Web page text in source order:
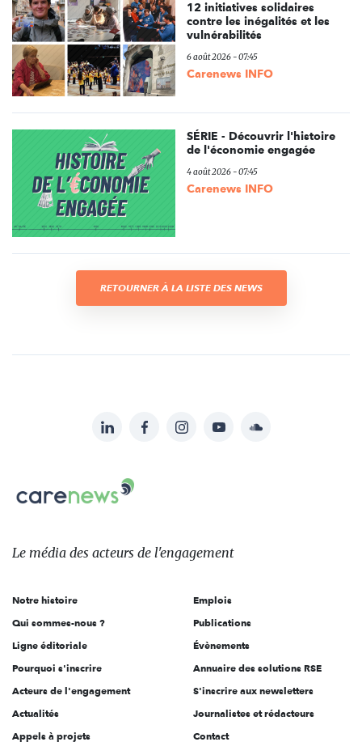
12 initiatives solidaires
contre les inégalités et les
vulnérabilités
6 août 2026 - 07:45
Carenews INFO
SÉRIE - Découvrir l'histoire
de l'économie engagée
4 août 2026 - 07:45
Carenews INFO
RETOURNER À LA LISTE DES NEWS
sur:
LinkedInFacebookInstagramYouTubeSoundcloud
Carenews,
Le
des
l'engagement
Le média des acteurs de l'engagement
Notre histoire
Qui sommes-nous ?
Ligne éditoriale
Pourquoi s'inscrire
Acteurs de l'engagement
Actualités
Appels à projets
Emplois
Publications
Évènements
Annuaire des solutions RSE
S'inscrire aux newsletters
Journalistes et rédacteurs
Contact